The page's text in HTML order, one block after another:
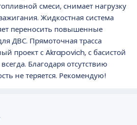
смеси, снимает нагрузку
Жидкостная система
переносить повышенные
ДВС. Прямоточная трасса
проект с Akrapovich, с басистой
Благодаря отсутствию
не теряется. Рекомендую!